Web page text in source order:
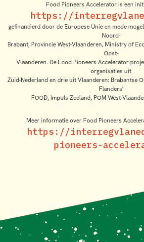
Food Pioneers Accelerator is een
https://
gefinancierd door de Europese Unie en mede
Noord-
Brabant, Provincie West-Vlaanderen, Ministry of
Oost-
Vlaanderen. De Food Pioneers Accelerator
organisaties uit
Zuid-Nederland en drie uit Vlaanderen: Brabantse
Flanders'
FOOD, Impuls Zeeland, POM West-
Meer informatie over Food Pioneers
https://
pioneers-